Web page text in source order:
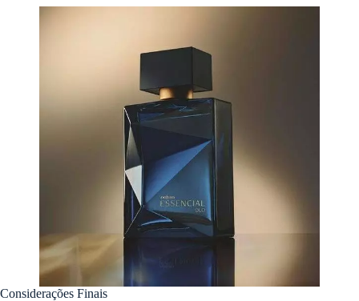
Considerações Finais